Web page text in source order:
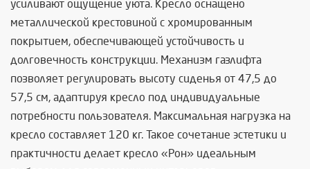
усиливают ощущение уюта. Кресло оснащено
металлической крестовиной с хромированным
покрытием, обеспечивающей устойчивость и
долговечность конструкции. Механизм газлифта
позволяет регулировать высоту сиденья от 47,5 до
57,5 см, адаптируя кресло под индивидуальные
потребности пользователя. Максимальная нагрузка на
кресло составляет 120 кг. Такое сочетание эстетики и
практичности делает кресло «Рон» идеальным